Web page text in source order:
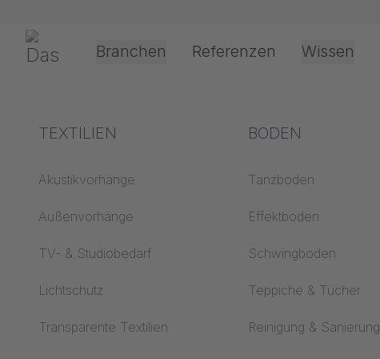
Gerriets Branchen
Theater & Kultur
Event &
Referenzen Wissen
Begriffserklärungen
Akustik ABC
Boden ABC
Projektionsfolien ABC
Projektionstextilien
Verarbeitung &
TEXTILIEN
Akustikvorhänge
Außenvorhänge
TV- & Studiobedarf
Lichtschutz
Transparente Textilien
BODEN
Tanzboden
Effektboden
Schwingboden
Teppiche & Tücher
Reinigung & Sanierung